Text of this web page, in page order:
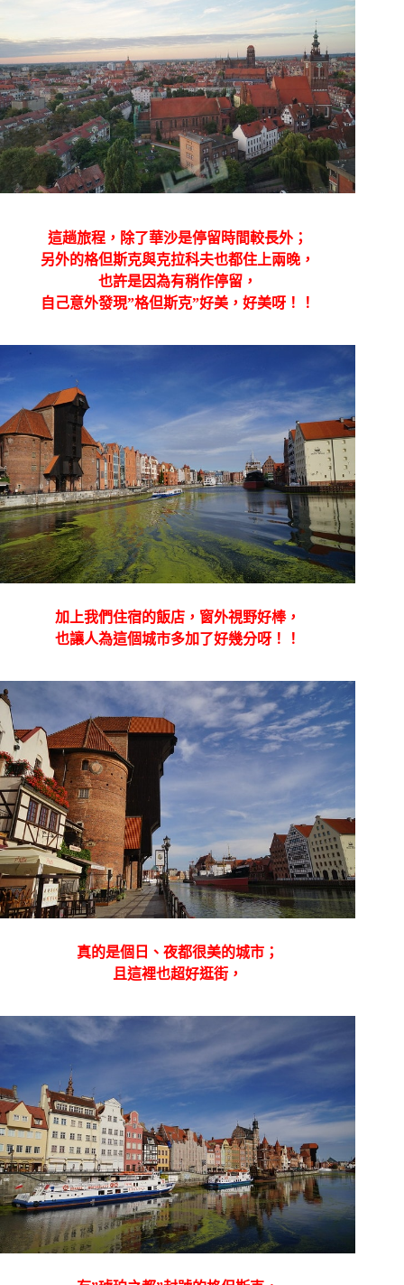
這趟旅程，除了華沙是停留時間較長外；
另外的格但斯克與克拉科夫也都住上兩晚，
也許是因為有稍作停留，
自己意外發現”格但斯克”好美，好美呀！！
加上我們住宿的飯店，窗外視野好棒，
也讓人為這個城市多加了好幾分呀！！
真的是個 日、夜都很美的城市；
且這裡也超好逛街，